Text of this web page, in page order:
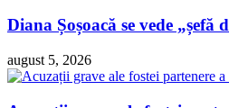
Diana Șoșoacă se vede
august 5, 2026